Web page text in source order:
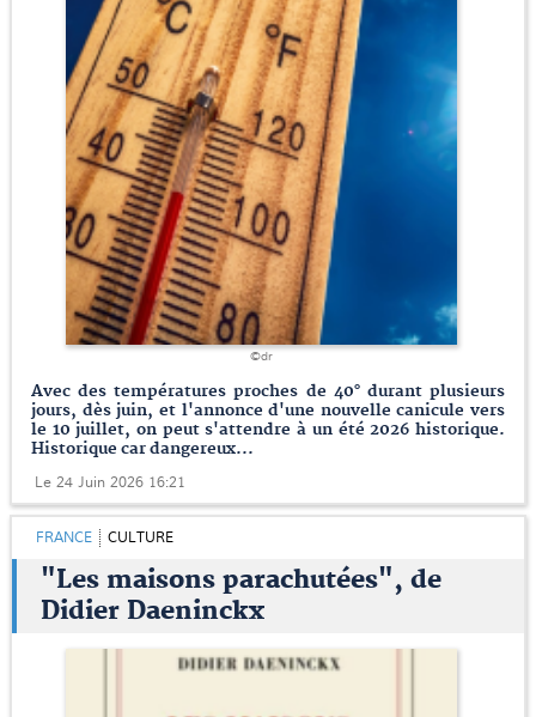
©dr
Avec des températures proches de 40° durant plusieurs
jours, dès juin, et l'annonce d'une nouvelle canicule vers
le 10 juillet, on peut s'attendre à un été 2026 historique.
Historique car dangereux...
Le 24 Juin 2026 16:21
FRANCE CULTURE
"Les maisons parachutées", de
Didier Daeninckx